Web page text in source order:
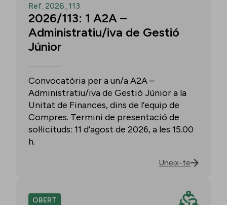
Ref. 2026_113
2026/113: 1 A2A –
Administratiu/iva de Gestió
Júnior
Convocatòria per a un/a A2A –
Administratiu/iva de Gestió Júnior a la
Unitat de Finances, dins de l’equip de
Compres. Termini de presentació de
sol·licituds: 11 d’agost de 2026, a les 15.00
h.
Uneix-te
OBERT